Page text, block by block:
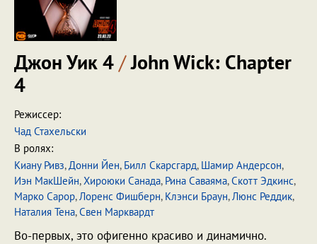
Джон Уик 4/John Wick: Chapter
4
Режиссер:
Чад Стахельски
В ролях:
Киану Ривз,Донни Йен, Билл Скарсгард, Шамир Андерсон,
Иэн МакШейн,Хироюки Санада, Рина Саваяма,Скотт Эдкинс,
Марко Сарор,Лоренс Фишберн, Клэнси Браун,Люнс Реддик,
Наталия Тена,Свен Марквардт
Во-первых, это офигенно красиво и динамично.